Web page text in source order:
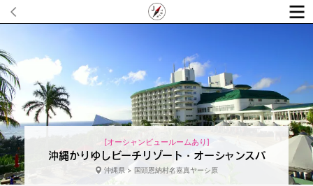
[オーシャンビュールームあり]
沖縄かりゆしビーチリゾート・オーシャンスパ
沖縄県 > 国頭恩納村名嘉真ヤーシ原